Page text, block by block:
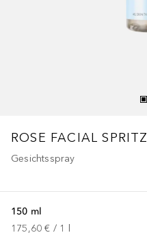
ROSE FACIAL SPRITZ
Gesichtsspray
150 ml
175,60 € / 1